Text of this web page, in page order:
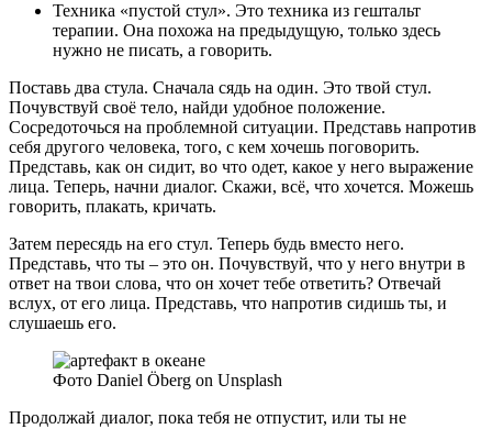
Техника «пустой стул». Это техника из гештальт
терапии. Она похожа на предыдущую, только здесь
нужно не писать, а говорить.
Поставь два стула. Сначала сядь на один. Это твой стул.
Почувствуй своё тело, найди удобное положение.
Сосредоточься на проблемной ситуации. Представь напротив
себя другого человека, того, с кем хочешь поговорить.
Представь, как он сидит, во что одет, какое у него выражение
лица. Теперь, начни диалог. Скажи, всё, что хочется. Можешь
говорить, плакать, кричать.
Затем пересядь на его стул. Теперь будь вместо него.
Представь, что ты – это он. Почувствуй, что у него внутри в
ответ на твои слова, что он хочет тебе ответить? Отвечай
вслух, от его лица. Представь, что напротив сидишь ты, и
слушаешь его.
Фото Daniel Öberg on Unsplash
Продолжай диалог, пока тебя не отпустит, или ты не